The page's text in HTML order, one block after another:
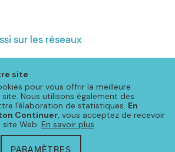
site
pour vous offrir la meilleure
Nous utilisons également des
l'élaboration de statistiques. En
Continuer, vous acceptez de recevoir
Web. En savoir plus
PARAMÈTRES
sur les réseaux